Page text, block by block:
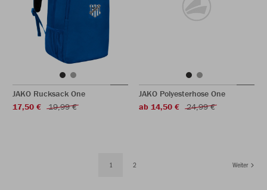
JAKO Rucksack One
17,50 €
19,99 €
JAKO Polyesterhose One
ab 14,50 €
24,99 €
1 2 Weiter